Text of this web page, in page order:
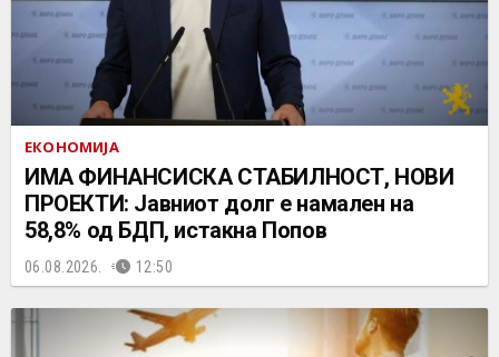
ЕКОНОМИЈА
ИМА ФИНАНСИСКА СТАБИЛНОСТ, НОВИ
ПРОЕКТИ: Јавниот долг е намален на
58,8% од БДП, истакна Попов
06.08.2026. 12:50